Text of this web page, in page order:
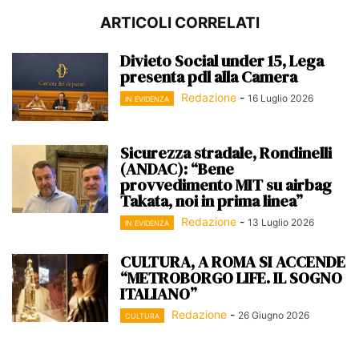
ARTICOLI CORRELATI
Divieto Social under 15, Lega
presenta pdl alla Camera
IN EVIDENZA Redazione - 16 Luglio 2026
Sicurezza stradale, Rondinelli
(ANDAC): “Bene
provvedimento MIT su airbag
Takata, noi in prima linea”
IN EVIDENZA Redazione - 13 Luglio 2026
CULTURA, A ROMA SI ACCENDE
“METROBORGO LIFE. IL SOGNO
ITALIANO”
CULTURA Redazione - 26 Giugno 2026